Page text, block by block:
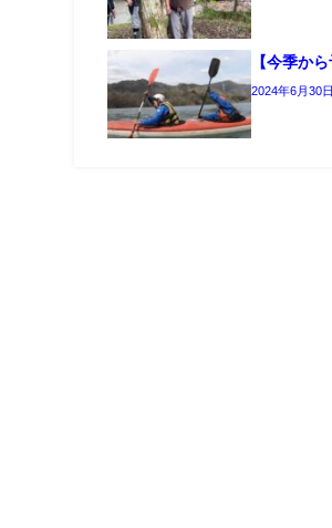
【今季か
2024年6月30日